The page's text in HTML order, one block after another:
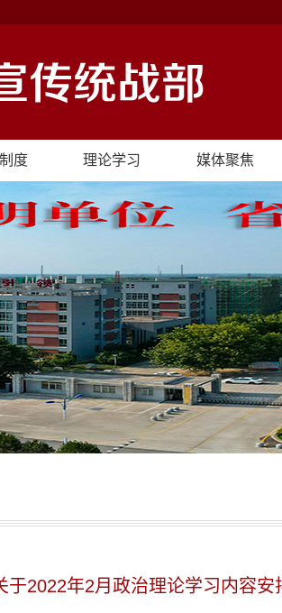
度 理论学习 媒体聚焦
于2022年2月政治理论学习内容安